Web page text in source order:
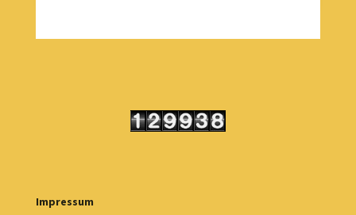
Impressum